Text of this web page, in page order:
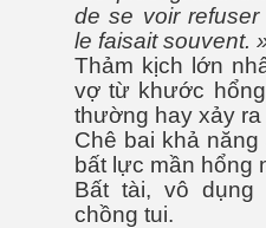
de se voir refuser
le faisait souvent.
Thảm kịch lớn
vợ từ khước
thường hay xảy ra
Chê bai khả
bất lực mần hổng
Bất tài, vô dụng
chồng tui.